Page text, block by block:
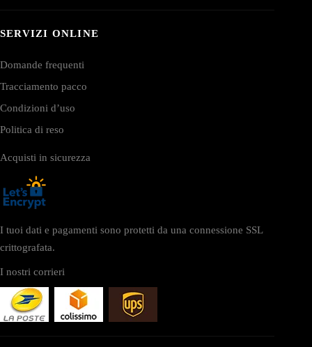
SERVIZI ONLINE
Domande frequenti
Tracciamento pacco
Condizioni d’uso
Politica di reso
Acquisti in sicurezza
I tuoi dati e pagamenti sono protetti da una connessione SSL
crittografata.
I nostri corrieri